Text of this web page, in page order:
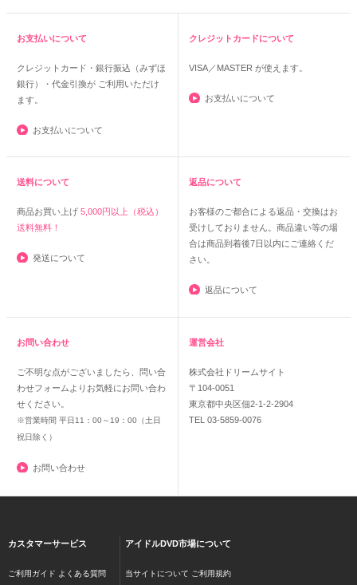
お支払いについて
クレジットカード・銀行振込（みずほ
銀行）・代金引換が ご利用いただけ
ます。
お支払いについて
クレジットカードについて
VISA／MASTER が使えます。
お支払いについて
送料について
商品お買い上げ 5,000円以上（税込）
送料無料！
発送について
返品について
お客様のご都合による返品・交換はお
受けしておりません。商品違い等の場
合は商品到着後7日以内にご連絡くだ
さい。
返品について
お問い合わせ
ご不明な点がございましたら、問い合
わせフォームよりお気軽にお問い合わ
せください。
※営業時間 平日11：00～19：00（土日
祝日除く）
お問い合わせ
運営会社
株式会社ドリームサイト
〒104-0051
東京都中央区佃2-1-2-2904
TEL 03-5859-0076
カスタマーサービス
ご利用ガイド よくある質問
アイドルDVD市場について
当サイトについて ご利用規約